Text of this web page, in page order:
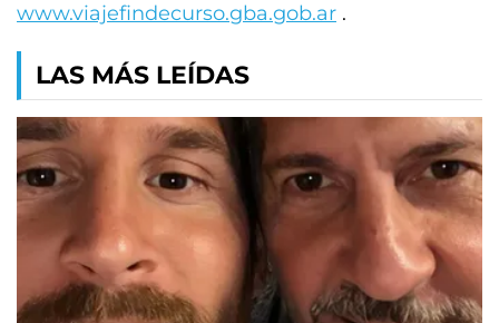
www.viajefindecurso.gba.gob.ar .
LAS MÁS LEÍDAS